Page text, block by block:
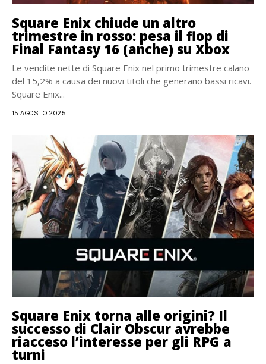
Square Enix chiude un altro
trimestre in rosso: pesa il flop di
Final Fantasy 16 (anche) su Xbox
Le vendite nette di Square Enix nel primo trimestre calano
del 15,2% a causa dei nuovi titoli che generano bassi ricavi.
Square Enix...
15 AGOSTO 2025
Square Enix torna alle origini? Il
successo di Clair Obscur avrebbe
riacceso l’interesse per gli RPG a
turni